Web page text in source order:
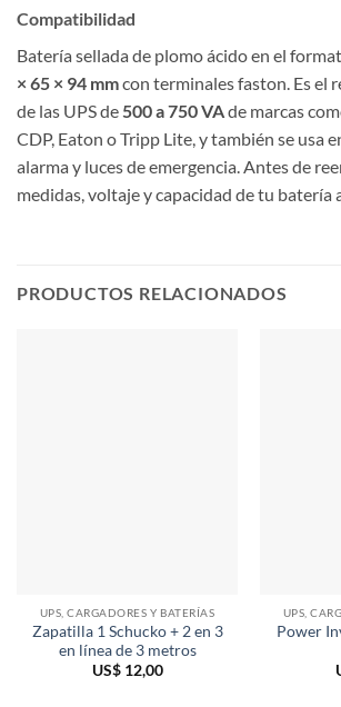
Compatibilidad
Batería sellada de plomo ácido en el
× 65 × 94 mmcon terminales faston. Es el
de las UPS de500 a 750 VAde marcas
CDP, Eaton o Tripp Lite, y también se usa
alarma y luces de emergencia. Antes de
medidas, voltaje y capacidad de tu batería
PRODUCTOS RELACIONADOS
UPS, CARGADORES Y BATERÍAS
Zapatilla 1 Schucko + 2 en 3
en línea de 3 metros
US$12,00
UPS,
Power